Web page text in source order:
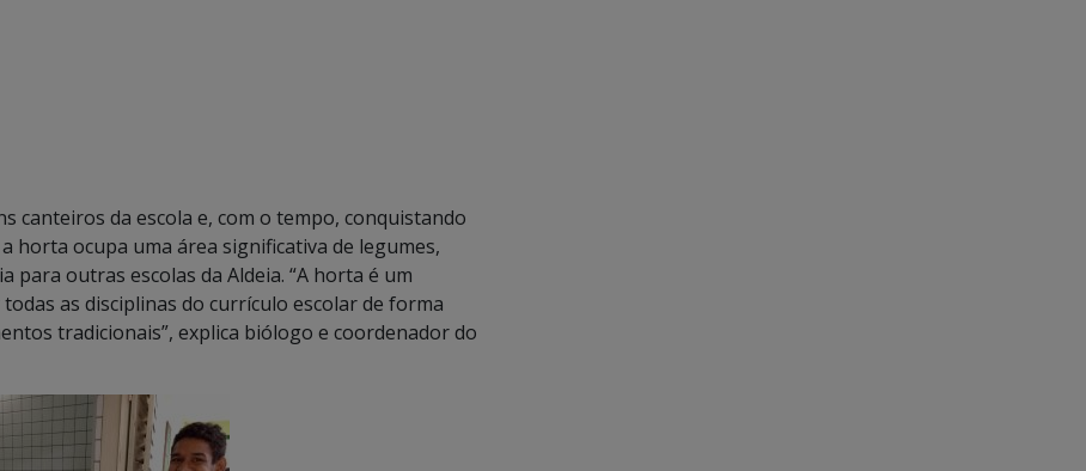
canteiros da escola e, com o tempo, conquistando
horta ocupa uma área significativa de legumes,
para outras escolas da Aldeia. “A horta é um
as disciplinas do currículo escolar de forma
tradicionais”, explica biólogo e coordenador do